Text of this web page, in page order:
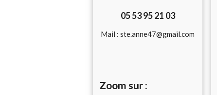
05 53 95 21 03
Mail : ste.anne47@gmail.com
Zoom sur :